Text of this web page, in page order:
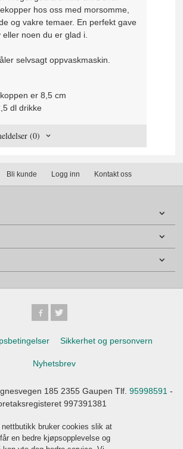
hos oss med morsomme,
og vakre temaer. En perfekt gave
eller noen du er glad i.
selvsagt oppvaskmaskin.
er 8,5 cm
dl drikke
(0)
Bli kunde Logg inn Kontakt oss
Sikkerhet og personvern
Nyhetsbrev
185 2355 Gaupen Tlf. 95998591-
997391381
nettbutikk bruker cookies slik at
en bedre kjøpsopplevelse og